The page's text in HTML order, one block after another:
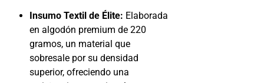
Insumo Textil de Élite: Elaborada
en algodón premium de 220
gramos, un material que
sobresale por su densidad
superior, ofreciendo una